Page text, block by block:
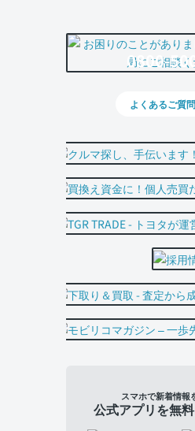
0800-
よくあるご質
スマホで新着情報
公式アプリを無